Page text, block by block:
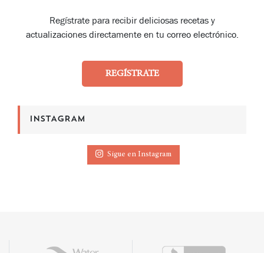
Regístrate para recibir deliciosas recetas y
actualizaciones directamente en tu correo electrónico.
REGÍSTRATE
INSTAGRAM
Sigue en Instagram